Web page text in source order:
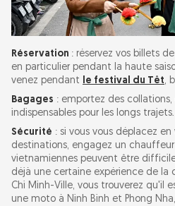
Réservation : réservez vos billets
en particulier pendant la haute
venez pendant le festival du Têt,
Bagages : emportez des
indispensables pour les longs trajets.
Sécurité : si vous vous déplacez
destinations, engagez un
vietnamiennes peuvent être
déjà une certaine expérience de la
Chi Minh-Ville, vous trouverez qu'il
une moto à Ninh Binh et Phong